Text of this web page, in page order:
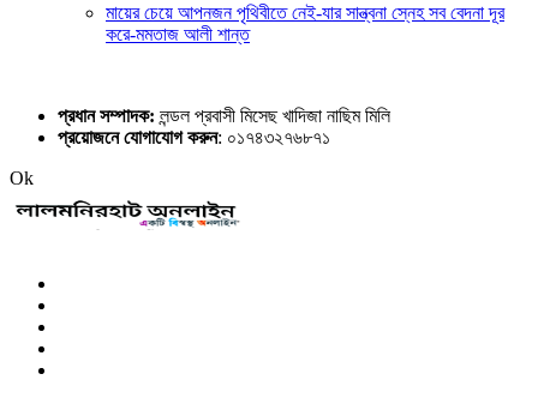
মায়ের চেয়ে আপনজন পৃথিবীতে নেই-যার সান্ত্বনা স্নেহ সব বেদনা দূর
করে-মমতাজ আলী শান্ত
প্রধান সম্পাদক: লন্ডল প্রবাসী মিসেছ খাদিজা নাছিম মিলি
প্রয়োজনে যোগাযোগ করুন: ০১৭৪৩২৭৬৮৭১
Ok